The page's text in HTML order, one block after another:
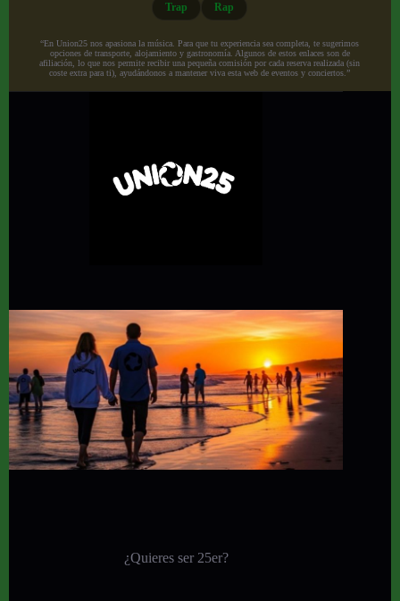
Trap Rap
“En Union25 nos apasiona la música. Para que tu experiencia sea completa, te sugerimos
opciones de transporte, alojamiento y gastronomía. Algunos de estos enlaces son de
afiliación, lo que nos permite recibir una pequeña comisión por cada reserva realizada (sin
coste extra para ti), ayudándonos a mantener viva esta web de eventos y conciertos.”
¿Quieres ser 25er?